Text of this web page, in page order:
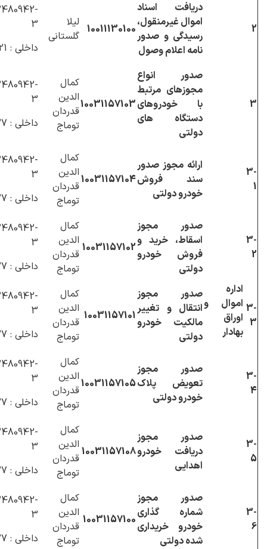
اداره
اموال و
اوراق
بهادار
2
دریافت اسناد
اموال غیرمنقول،
رسیدگی و صدور
نامه اعلام وصول
10011130100 لیلا
گلستانی
3
داخلی : 1121
3
صدور انواع
مجوزهای مرتبط
با خودروهای
دستگاه های
دولتی
10031157103
کمال
الدین
قدردان
توماج
3
داخلی : 1127
3-
1
ارائه مجوز صدور
سند فروش
خودرو دولتی
10031157104
کمال
الدین
قدردان
توماج
3
داخلی : 1127
3-
2
صدور مجوز
اسقاط، خرید و
فروش خودرو
دولتی
10031157102
کمال
الدین
قدردان
توماج
3
داخلی : 1127
3-
3
صدور مجوز
انتقال و تغییر
مالکیت خودرو
دولتی
10031157101
کمال
الدین
قدردان
توماج
3
داخلی : 1127
3-
4
صدور مجوز
تعویض پلاک
خودرو دولتی
10031157105
کمال
الدین
قدردان
توماج
3
داخلی : 1127
3-
5
صدور مجوز
دریافت خودرو
اهدایی
10031157108
کمال
الدین
قدردان
توماج
3
داخلی : 1127
3-
6
صدور مجوز
شماره گذاری
خودرو خریداری
شده دولتی
10031157100
کمال
الدین
قدردان
توماج
3
داخلی : 1127